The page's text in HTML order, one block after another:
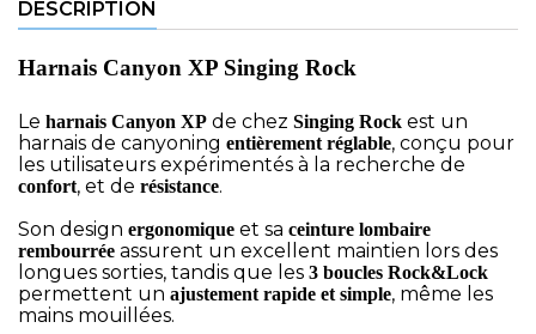
DESCRIPTION
Harnais Canyon XP Singing Rock
Le harnais Canyon XP de chez Singing Rock est un
harnais de canyoning entièrement réglable, conçu pour
les utilisateurs expérimentés à la recherche de
confort, et de résistance.
Son design ergonomique et sa ceinture lombaire
rembourrée assurent un excellent maintien lors des
longues sorties, tandis que les 3 boucles Rock&Lock
permettent un ajustement rapide et simple, même les
mains mouillées.